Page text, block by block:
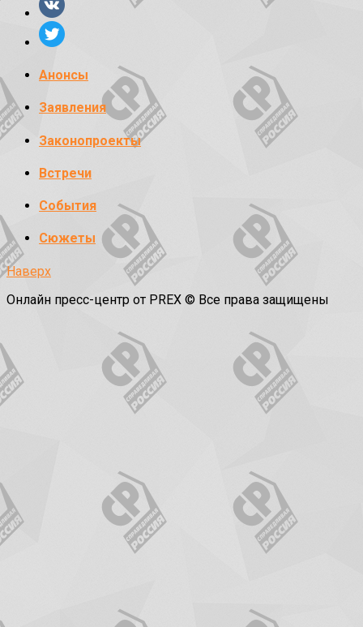
Анонсы
Заявления
Законопроекты
Встречи
События
Сюжеты
Наверх
Онлайн пресс-центр от PREX © Все права защищены